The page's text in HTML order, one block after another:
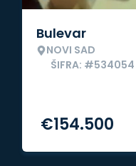
Bulevar
NOVI SAD
ŠIFRA: #534054
€154.500